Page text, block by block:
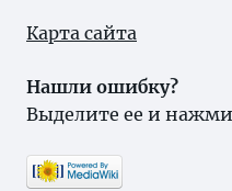
Карта сайта
Нашли ошибку?
Выделите ее и